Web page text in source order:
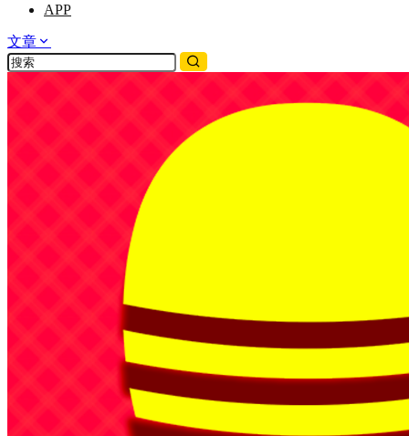
APP
文章